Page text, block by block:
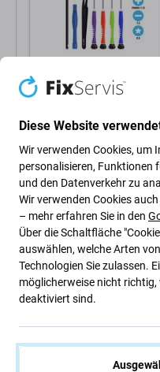
FixPremium
FixPremium - Kompletter
Handy-Montage 11in1
9,74 €
Diese Website
Wir verwenden Cookies, um
personalisieren, Funktionen
und den Datenverkehr zu
Wir verwenden Cookies
– mehr erfahren Sie in den
Über die Schaltfläche
auswählen, welche Arten
Technologien Sie zulassen.
möglicherweise nicht
deaktiviert sind.